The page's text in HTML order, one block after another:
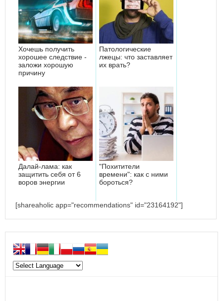
Хочешь получить
хорошее следствие -
заложи хорошую
причину
Патологические
лжецы: что заставляет
их врать?
Далай-лама: как
защитить себя от 6
воров энергии
"Похитители
времени": как с ними
бороться?
[shareaholic app="recommendations" id="23164192"]